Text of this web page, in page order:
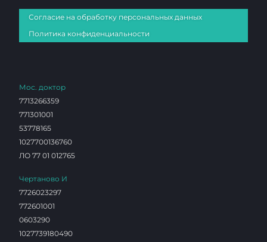
Согласие на обработку персональных данных
Политика конфиденциальности
Мос. доктор
7713266359
771301001
53778165
1027700136760
ЛО 77 01 012765
Чертаново И
7726023297
772601001
0603290
1027739180490